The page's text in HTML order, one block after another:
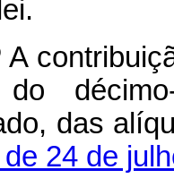
A
do
das
24 de